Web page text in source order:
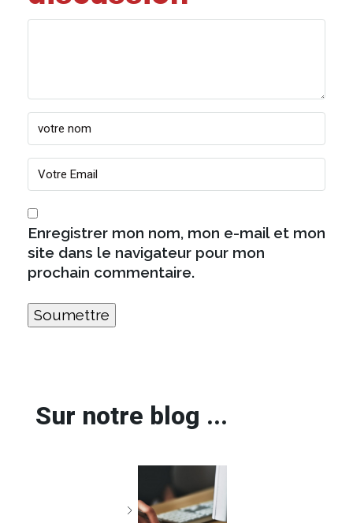
Enregistrer mon nom, mon e-mail et mon
site dans le navigateur pour mon
prochain commentaire.
Sur notre blog ...